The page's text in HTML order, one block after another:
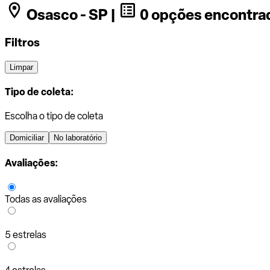
Osasco - SP | 0 opções
Filtros
Limpar
Tipo de coleta:
Escolha o tipo de coleta
Domiciliar No laboratório
Avaliações:
Todas as avaliações
5 estrelas